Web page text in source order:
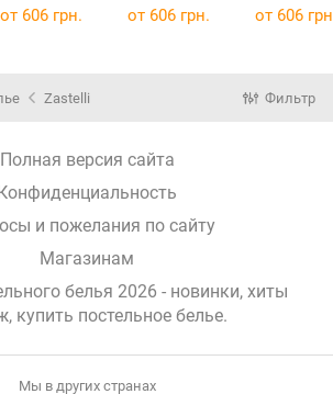
білизни 14-
Сірий
білизни 15-
білизни 11-
145х210
от 606 грн. от 606 грн. от 606
Zastelli Фильтр
Полная версия сайта
и пожелания по сайту
Магазинам
белья 2026 - новинки, хиты
купить постельное белье.
Мы в других странах